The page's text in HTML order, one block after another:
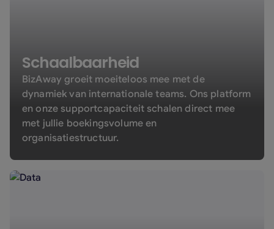
Schaalbaarheid
BizAway groeit moeiteloos mee met de
dynamiek van internationale teams. Ons platform
en onze supportcapaciteit schalen direct mee
met jullie boekingsvolume en
organisatiestructuur.